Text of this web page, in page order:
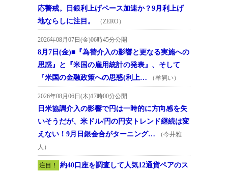
応警戒。日銀利上げペース加速か？9月利上げ
地ならしに注目。
（ZERO）
2026年08月07日(金)06時45分公開
8月7日(金)■『為替介入の影響と更なる実施への
思惑』と『米国の雇用統計の発表』、そして
『米国の金融政策への思惑(利上…
（羊飼い）
2026年08月06日(木)17時00分公開
日米協調介入の影響で円は一時的に方向感を失
いそうだが、米ドル/円の円安トレンド継続は変
えない！9月日銀会合がターニング…
（今井雅
人）
注目！ 約40口座を調査して人気12通貨ペアのス